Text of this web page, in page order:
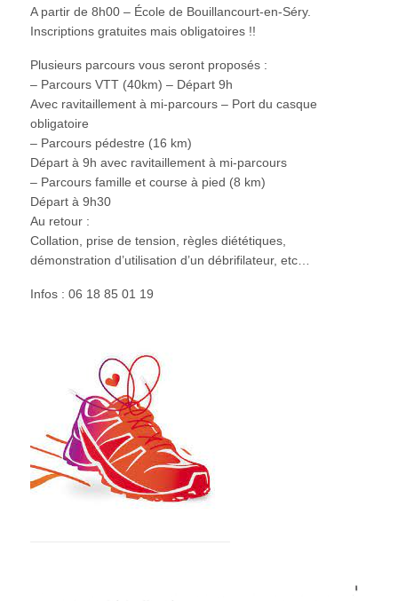
A partir de 8h00 – École de Bouillancourt-en-Séry.
Inscriptions gratuites mais obligatoires !!
Plusieurs parcours vous seront proposés :
– Parcours VTT (40km) – Départ 9h
Avec ravitaillement à mi-parcours – Port du casque
obligatoire
– Parcours pédestre (16 km)
Départ à 9h avec ravitaillement à mi-parcours
– Parcours famille et course à pied (8 km)
Départ à 9h30
Au retour :
Collation, prise de tension, règles diététiques,
démonstration d’utilisation d’un débrifilateur, etc…
Infos : 06 18 85 01 19